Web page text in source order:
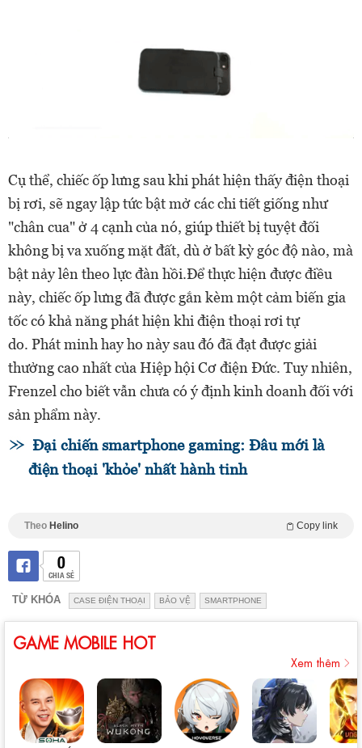
Cụ thể, chiếc ốp lưng sau khi phát hiện thấy điện thoại
bị rơi, sẽ ngay lập tức bật mở các chi tiết giống như
"chân cua" ở 4 cạnh của nó, giúp thiết bị tuyệt đối
không bị va xuống mặt đất, dù ở bất kỳ góc độ nào, mà
bật nảy lên theo lực đàn hồi.Để thực hiện được điều
này, chiếc ốp lưng đã được gắn kèm một cảm biến gia
tốc có khả năng phát hiện khi điện thoại rơi tự
do. Phát minh hay ho này sau đó đã đạt được giải
thưởng cao nhất của Hiệp hội Cơ điện Đức. Tuy nhiên,
Frenzel cho biết vẫn chưa có ý định kinh doanh đối với
sản phẩm này.
Đại chiến smartphone gaming: Đâu mới là
điện thoại 'khỏe' nhất hành tinh
Theo Helino Copy link
0
CHIA SẺ
TỪ KHÓA CASE ĐIỆN THOẠI BẢO VỆ SMARTPHONE
GAME MOBILE HOT
Xem thêm